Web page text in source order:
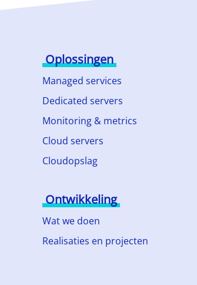
Oplossingen
Managed services
Dedicated servers
Monitoring & metrics
Cloud servers
Cloudopslag
Ontwikkeling
Wat we doen
Realisaties en projecten